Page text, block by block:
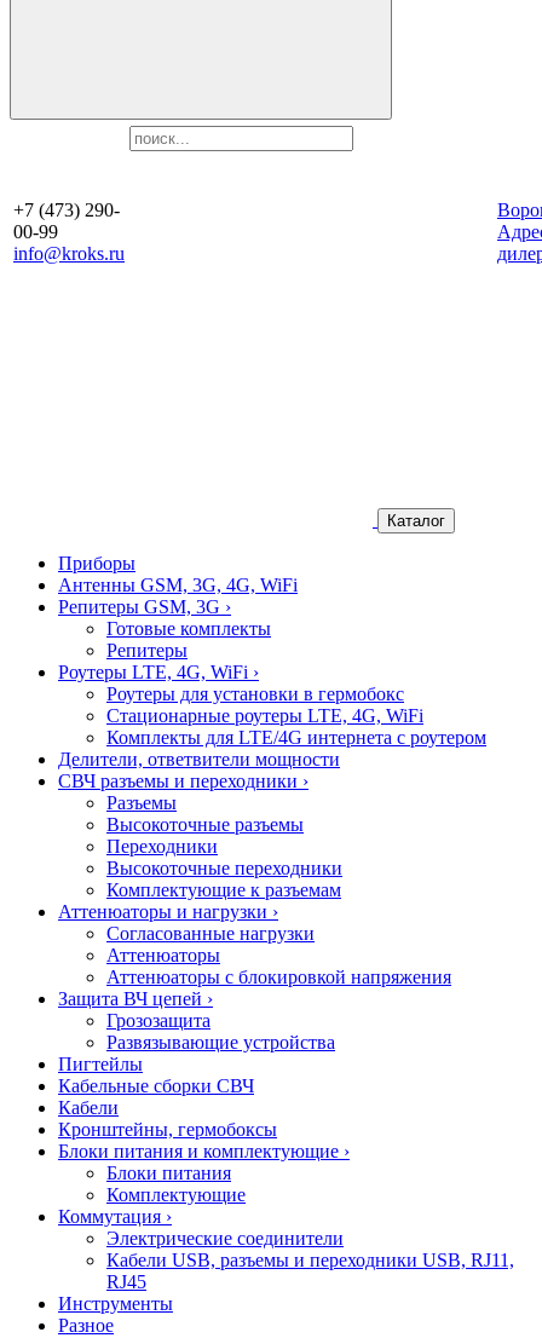
+7 (473) 290-
00-99
info@kroks.ru
Каталог
Приборы
Антенны GSM, 3G, 4G, WiFi
Репитеры GSM, 3G ›
Готовые комплекты
Репитеры
Роутеры LTE, 4G, WiFi ›
Роутеры для установки в гермобокс
Стационарные роутеры LTE, 4G, WiFi
Комплекты для LTE/4G интернета с роутером
Делители, ответвители мощности
СВЧ разъемы и переходники ›
Разъемы
Высокоточные разъемы
Переходники
Высокоточные переходники
Комплектующие к разъемам
Аттенюаторы и нагрузки ›
Согласованные нагрузки
Аттенюаторы
Аттенюаторы с блокировкой напряжения
Защита ВЧ цепей ›
Грозозащита
Развязывающие устройства
Пигтейлы
Кабельные сборки СВЧ
Кабели
Кронштейны, гермобоксы
Блоки питания и комплектующие ›
Блоки питания
Комплектующие
Коммутация ›
Электрические соединители
Кабели USB, разъемы и переходники USB, RJ11,
RJ45
Инструменты
Разное